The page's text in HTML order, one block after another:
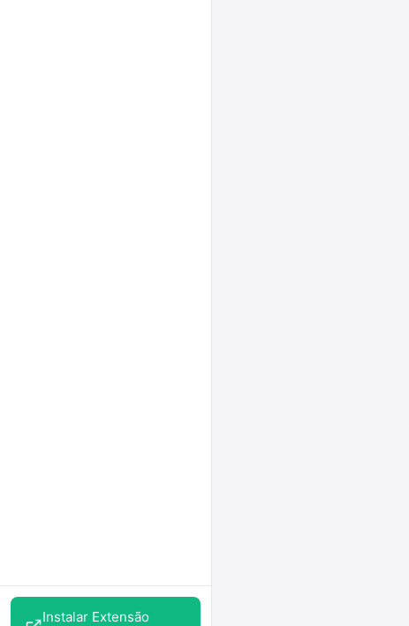
Instalar Extensão